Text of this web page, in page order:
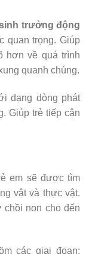
trưởng động
quan trọng. Giúp
hơn về quá trình
quanh chúng.
dạng dòng phát
Giúp trẻ tiếp cận
em sẽ được tìm
vật và thực vật.
chồi non cho đến
các giai đoạn: